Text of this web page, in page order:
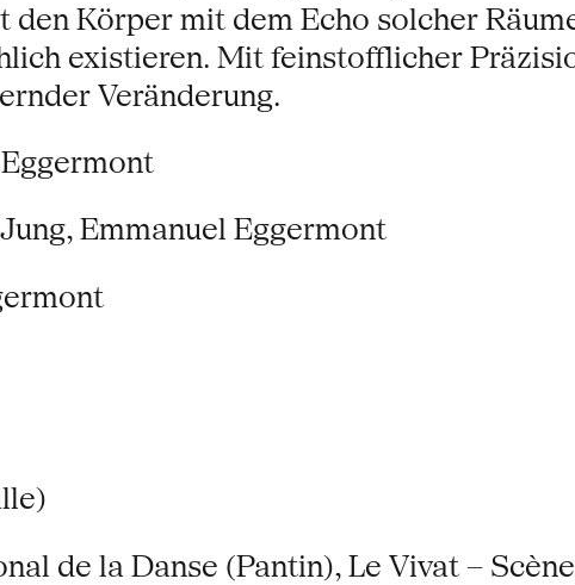
Körper mit dem Echo solcher
existieren. Mit feinstofflicher
Veränderung.
Emmanuel Eggermont
de la Danse (Pantin), Le Vivat –